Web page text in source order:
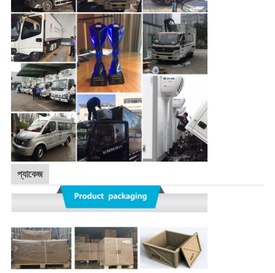
প্যাকেজ